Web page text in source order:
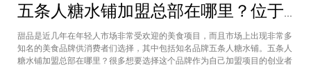
五条人糖水铺加盟总部在哪里？位于福建厦门欢迎大家前来考察
甜品是近几年在年轻人市场非常受欢迎的美食项目，而且市场上出现非常多
知名的美食品牌供消费者们选择，其中包括知名品牌五条人糖水铺。五条人
糖水铺加盟总部在哪里？很多想要选择这个品牌作为自己加盟项目的创业者